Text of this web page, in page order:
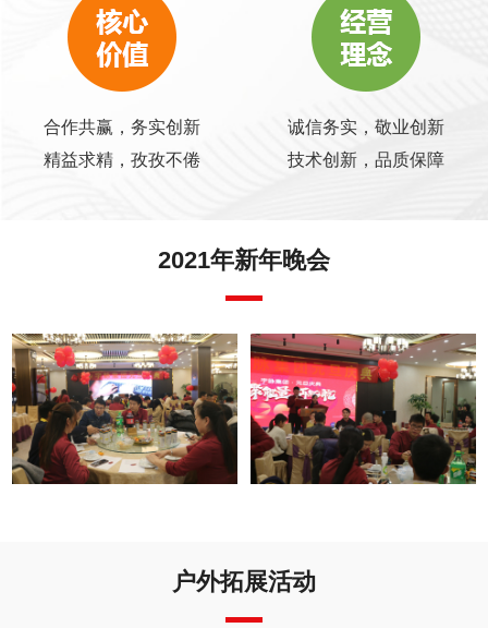
合作共赢，务实创新
精益求精，孜孜不倦
诚信务实，敬业创新
技术创新，品质保障
2021年新年晚会
户外拓展活动